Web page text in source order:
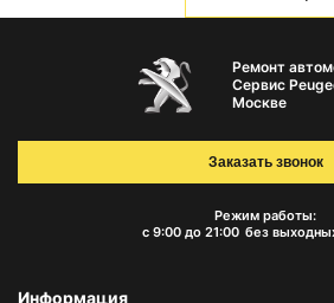
Ремонт
Сервис
Москве
Режим работы:
с 9:00 до 21:00 без
Заказать звонок
Информация